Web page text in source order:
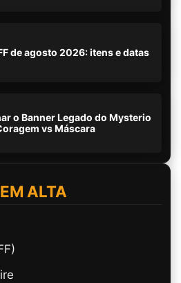
de agosto 2026: itens e datas
o Banner Legado do Mysterio
vs Máscara
ALTA